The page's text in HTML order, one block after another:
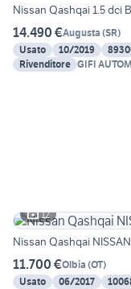
Nissan Qashqai 1.5 dci
14.490 €Augusta (SR)
Usato
10/2019
Rivenditore GIFI
12
Nissan Qashqai
11.700 €Olbia (OT)
Usato
06/2017